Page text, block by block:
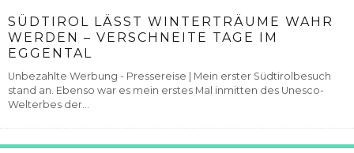
SÜDTIROL LÄSST WINTERTRÄUME WAHR
WERDEN – VERSCHNEITE TAGE IM
EGGENTAL
Unbezahlte Werbung - Pressereise | Mein erster Südtirolbesuch
stand an. Ebenso war es mein erstes Mal inmitten des Unesco-
Welterbes der...